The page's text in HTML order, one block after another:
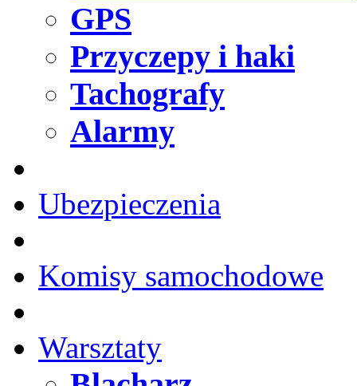
GPS
Przyczepy i haki
Tachografy
Alarmy
Ubezpieczenia
Komisy samochodowe
Warsztaty